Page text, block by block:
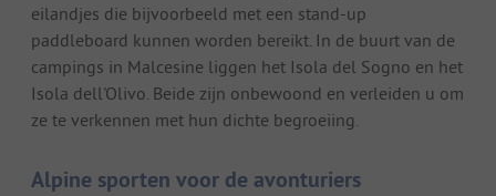
eilandjes die bijvoorbeeld met een stand-up
paddleboard kunnen worden bereikt. In de buurt van de
campings in Malcesine liggen het Isola del Sogno en het
Isola dell'Olivo. Beide zijn onbewoond en verleiden u om
ze te verkennen met hun dichte begroeiing.
Alpine sporten voor de avonturiers